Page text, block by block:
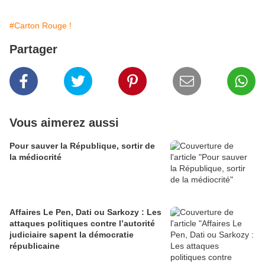
#Carton Rouge !
Partager
Vous aimerez aussi
Pour sauver la République, sortir de
la médiocrité
Affaires Le Pen, Dati ou Sarkozy : Les
attaques politiques contre l’autorité
judiciaire sapent la démocratie
républicaine